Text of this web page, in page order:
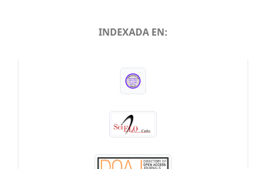
INDEXADA EN: